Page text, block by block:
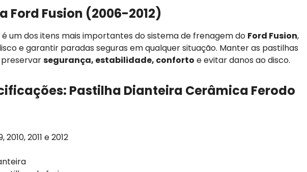
Fusion (2006-2012)
é um dos itens mais importantes do sistema de frenagem do Ford Fusion,
e garantir paradas seguras em qualquer situação. Manter as pastilhas
segurança, estabilidade, conforto e evitar danos ao disco.
Pastilha Dianteira Cerâmica Ferodo
2011 e 2012